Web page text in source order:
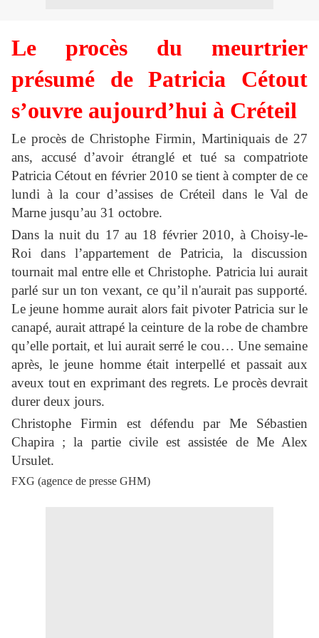
Le procès du meurtrier
présumé de Patricia Cétout
s’ouvre aujourd’hui à Créteil
Le procès de Christophe Firmin, Martiniquais de 27
ans, accusé d’avoir étranglé et tué sa compatriote
Patricia Cétout en février 2010 se tient à compter de ce
lundi à la cour d’assises de Créteil dans le Val de
Marne jusqu’au 31 octobre.
Dans la nuit du 17 au 18 février 2010, à Choisy-le-
Roi dans l’appartement de Patricia, la discussion
tournait mal entre elle et Christophe. Patricia lui aurait
parlé sur un ton vexant, ce qu’il n'aurait pas supporté.
Le jeune homme aurait alors fait pivoter Patricia sur le
canapé, aurait attrapé la ceinture de la robe de chambre
qu’elle portait, et lui aurait serré le cou… Une semaine
après, le jeune homme était interpellé et passait aux
aveux tout en exprimant des regrets. Le procès devrait
durer deux jours.
Christophe Firmin est défendu par Me Sébastien
Chapira ; la partie civile est assistée de Me Alex
Ursulet.
FXG (agence de presse GHM)